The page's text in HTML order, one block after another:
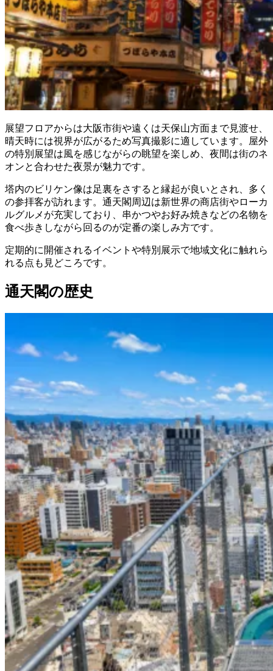
展望フロアからは大阪市街や遠くは天保山方面まで見渡せ、
晴天時には視界が広がるため写真撮影に適しています。屋外
の特別展望は風を感じながらの眺望を楽しめ、夜間は街のネ
オンと合わせた夜景が魅力です。
塔内のビリケン像は足裏をさすると縁起が良いとされ、多く
の参拝客が訪れます。通天閣周辺は新世界の商店街やローカ
ルグルメが充実しており、串かつやお好み焼きなどの名物を
食べ歩きしながら回るのが定番の楽しみ方です。
定期的に開催されるイベントや特別展示で地域文化に触れら
れる点も見どころです。
通天閣の歴史